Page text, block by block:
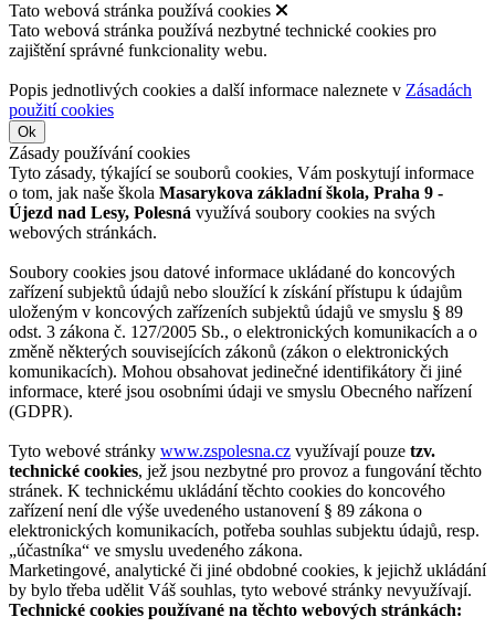
Tato webová stránka používá cookies
Tato webová stránka používá nezbytné technické cookies pro
zajištění správné funkcionality webu.
Popis jednotlivých cookies a další informace naleznete v Zásadách
použití cookies
Ok
Zásady používání cookies
Tyto zásady, týkající se souborů cookies, Vám poskytují informace
o tom, jak naše škola Masarykova základní škola, Praha 9 -
Újezd nad Lesy, Polesná využívá soubory cookies na svých
webových stránkách.
Soubory cookies jsou datové informace ukládané do koncových
zařízení subjektů údajů nebo sloužící k získání přístupu k údajům
uloženým v koncových zařízeních subjektů údajů ve smyslu § 89
odst. 3 zákona č. 127/2005 Sb., o elektronických komunikacích a o
změně některých souvisejících zákonů (zákon o elektronických
komunikacích). Mohou obsahovat jedinečné identifikátory či jiné
informace, které jsou osobními údaji ve smyslu Obecného nařízení
(GDPR).
Tyto webové stránky www.zspolesna.cz využívají pouze tzv.
technické cookies, jež jsou nezbytné pro provoz a fungování těchto
stránek. K technickému ukládání těchto cookies do koncového
zařízení není dle výše uvedeného ustanovení § 89 zákona o
elektronických komunikacích, potřeba souhlas subjektu údajů, resp.
„účastníka“ ve smyslu uvedeného zákona.
Marketingové, analytické či jiné obdobné cookies, k jejichž ukládání
by bylo třeba udělit Váš souhlas, tyto webové stránky nevyužívají.
Technické cookies používané na těchto webových stránkách: